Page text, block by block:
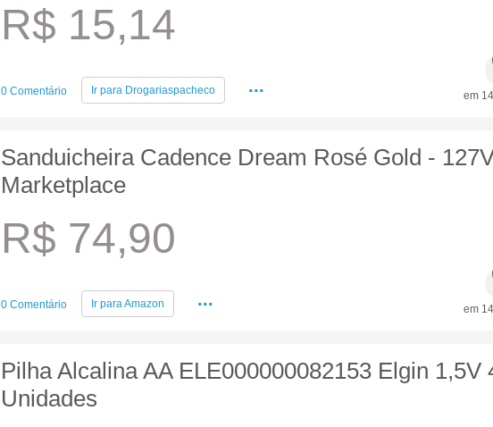
R$ 15,14
0 Comentário Ir para Drogariaspacheco ... em
Sanduicheira Cadence Dream Rosé Gold -
Marketplace
R$ 74,90
0 Comentário Ir paraAmazon ... em
Pilha Alcalina AA ELE000000082153 Elgin 1,5V
Unidades